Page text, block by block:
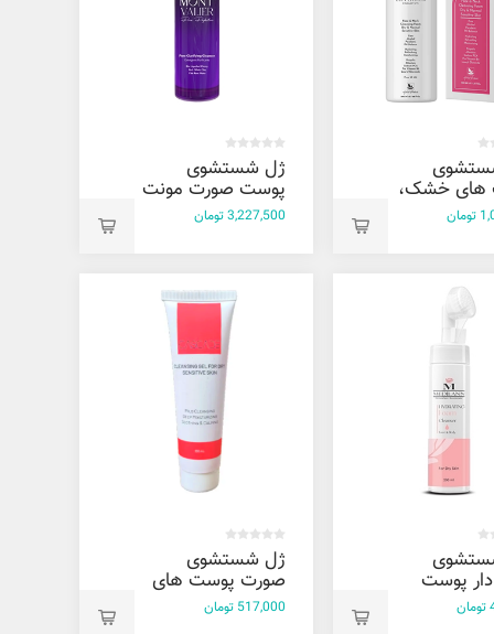
های خشک،
و حساس
ژل شستشوی
پوست صورت مونت
ولیر 100 میل
3,227,500 تومان
پوست
ژل شستشوی
صورت پوست های
خشک و حساس
کسکید 100 میل
517,000 تومان